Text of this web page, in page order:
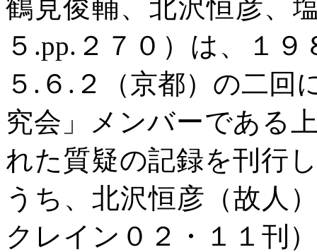
鶴見俊輔、北沢恒彦、
５ .pp. ２７０）は、１９
５ . ６ . ２（京都）の二回
究会」メンバーである
れた質疑の記録を刊行
うち、北沢恒彦（故人
クレイン０２・１１刊